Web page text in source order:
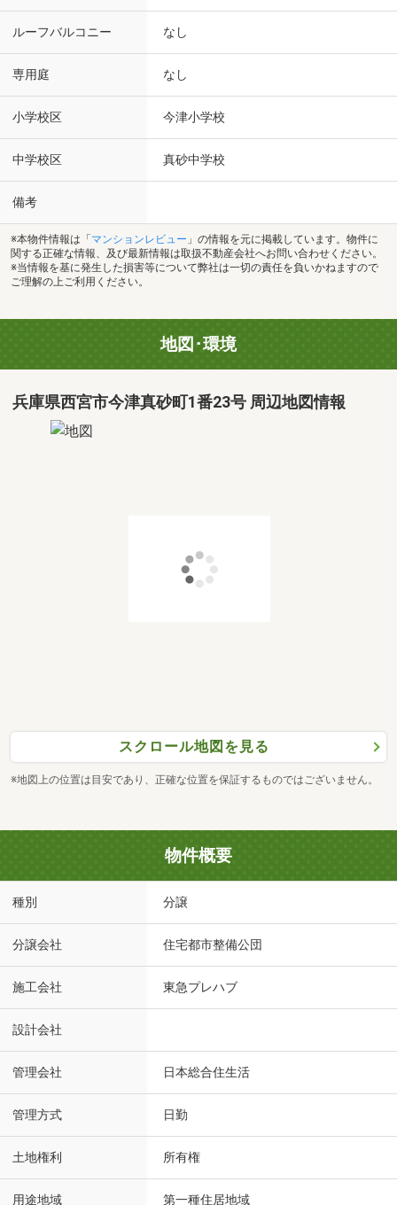
ルーフバルコニー なし
専用庭 なし
小学校区 今津小学校
中学校区 真砂中学校
備考
※本物件情報は「 マンションレビュー 」の情報を元に掲載しています。物件に
関する正確な情報、及び最新情報は取扱不動産会社へお問い合わせください。
※当情報を基に発生した損害等について弊社は一切の責任を負いかねますので
ご理解の上ご利用ください。
地図･環境
兵庫県西宮市今津真砂町1番23号 周辺地図情報
スクロール地図を見る
※地図上の位置は目安であり、正確な位置を保証するものではございません。
物件概要
種別 分譲
分譲会社 住宅都市整備公団
施工会社 東急プレハブ
設計会社
管理会社 日本総合住生活
管理方式 日勤
土地権利 所有権
用途地域 第一種住居地域